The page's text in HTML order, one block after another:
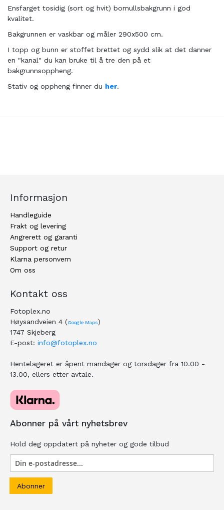
Ensfarget tosidig (sort og hvit) bomullsbakgrunn i god
kvalitet.
Bakgrunnen er vaskbar og måler 290x500 cm.
I topp og bunn er stoffet brettet og sydd slik at det danner
en "kanal" du kan bruke til å tre den på et
bakgrunnsoppheng.
Stativ og oppheng finner du her.
Informasjon
Handleguide
Frakt og levering
Angrerett og garanti
Support og retur
Klarna personvern
Om oss
Kontakt oss
Fotoplex.no
Høysandveien 4 (Google Maps)
1747 Skjeberg
E-post: info@fotoplex.no
Hentelageret er åpent mandager og torsdager fra 10.00 -
13.00, ellers etter avtale.
Abonner på vårt nyhetsbrev
Hold deg oppdatert på nyheter og gode tilbud
Abonner